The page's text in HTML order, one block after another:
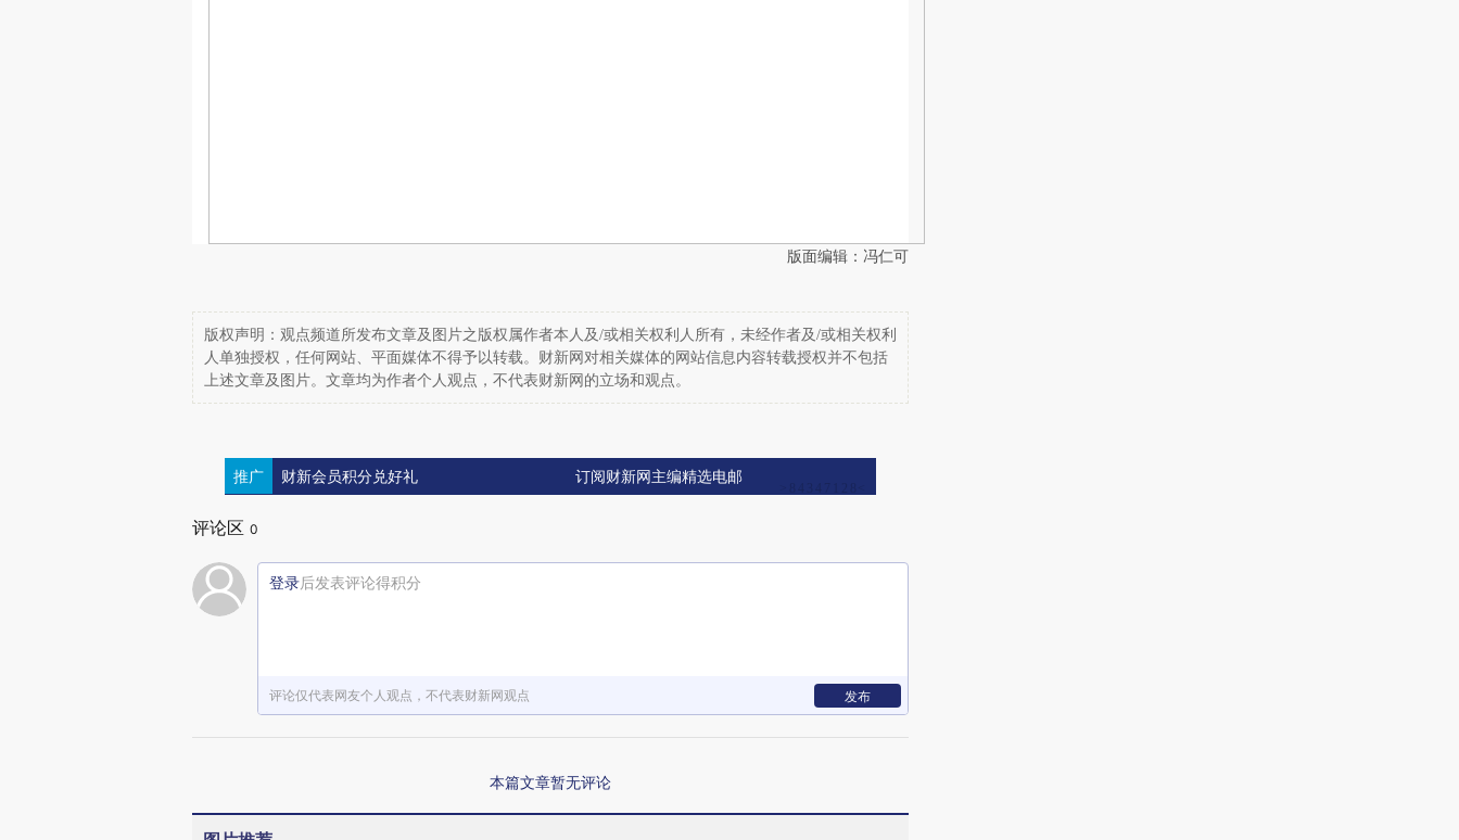
版面编辑：冯仁可
版权声明：观点频道所发布文章及图片之版权属作者本人及/或相关权利人所有，未经作者及/或相关权利
人单独授权，任何网站、平面媒体不得予以转载。财新网对相关媒体的网站信息内容转载授权并不包括
上述文章及图片。文章均为作者个人观点，不代表财新网的立场和观点。
推广 财新会员积分兑好礼 订阅财新网主编精选电邮
评论区 0
登录后发表评论得积分
评论仅代表网友个人观点，不代表财新网观点 发布
本篇文章暂无评论